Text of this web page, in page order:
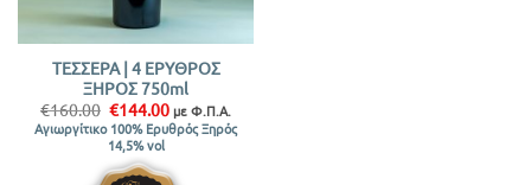
ΤΕΣΣΕΡΑ | 4 ΕΡΥΘΡΟΣ
ΞΗΡΟΣ 750ml
€160.00 Original
price
was:
€160.00.
€144.00Η
τρέχουσα
τιμή
€144.00.
με Φ.Π.Α.
Αγιωργίτικο 100% Ερυθρός Ξηρός
14,5% vol